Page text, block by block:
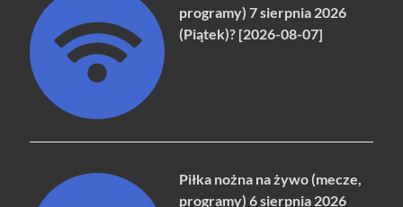
programy) 7 sierpnia 2026
(Piątek)? [2026-08-07]
Piłka nożna na żywo (mecze,
programy) 6 sierpnia 2026